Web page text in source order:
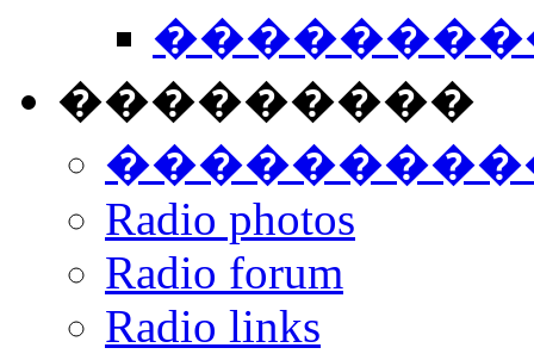
���������
Radio photos
Radio forum
Radio links